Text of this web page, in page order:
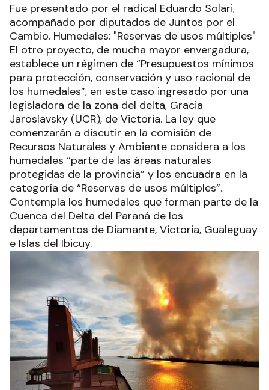
Fue presentado por el radical Eduardo Solari,
acompañado por diputados de Juntos por el
Cambio. Humedales: "Reservas de usos múltiples"
El otro proyecto, de mucha mayor envergadura,
establece un régimen de “Presupuestos mínimos
para protección, conservación y uso racional de
los humedales”, en este caso ingresado por una
legisladora de la zona del delta, Gracia
Jaroslavsky (UCR), de Victoria. La ley que
comenzarán a discutir en la comisión de
Recursos Naturales y Ambiente considera a los
humedales “parte de las áreas naturales
protegidas de la provincia” y los encuadra en la
categoría de “Reservas de usos múltiples”.
Contempla los humedales que forman parte de la
Cuenca del Delta del Paraná de los
departamentos de Diamante, Victoria, Gualeguay
e Islas del Ibicuy.